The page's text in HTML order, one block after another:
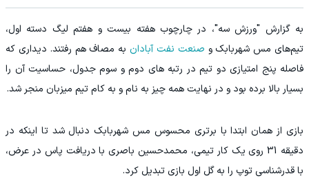
به گزارش "ورزش سه"، در چارچوب هفته بیست و هفتم لیگ دسته اول،
تیم‌های مس شهربابک و صنعت نفت آبادان به مصاف هم رفتند. دیداری که
فاصله پنج امتیازی دو تیم در رتبه های دوم و سوم جدول، حساسیت آن را
بسیار بالا برده بود و در نهایت همه چیز به نام و به کام تیم میزبان منجر شد.
بازی از همان ابتدا با برتری محسوس مس شهربابک دنبال شد تا اینکه در
دقیقه 31 روی یک کار تیمی، محمدحسین باصری با دریافت پاس در عرض،
با قدرشناسی توپ را به گل اول بازی تبدیل کرد.